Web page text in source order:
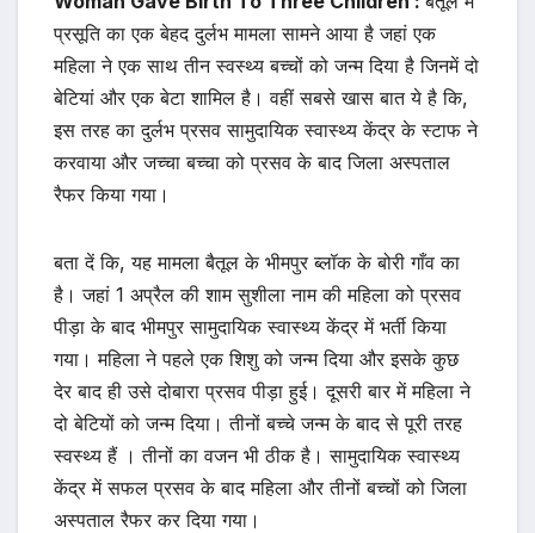
प्रसूति का एक बेहद दुर्लभ मामला सामने आया है जहां एक
महिला ने एक साथ तीन स्वस्थ्य बच्चों को जन्म दिया है जिनमें दो
बेटियां और एक बेटा शामिल है। वहीं सबसे खास बात ये है कि,
इस तरह का दुर्लभ प्रसव सामुदायिक स्वास्थ्य केंद्र के स्टाफ ने
करवाया और जच्चा बच्चा को प्रसव के बाद जिला अस्पताल
रैफर किया गया।
बता दें कि, यह मामला बैतूल के भीमपुर ब्लॉक के बोरी गाँव का
है। जहां 1 अप्रैल की शाम सुशीला नाम की महिला को प्रसव
पीड़ा के बाद भीमपुर सामुदायिक स्वास्थ्य केंद्र में भर्ती किया
गया। महिला ने पहले एक शिशु को जन्म दिया और इसके कुछ
देर बाद ही उसे दोबारा प्रसव पीड़ा हुई। दूसरी बार में महिला ने
दो बेटियों को जन्म दिया। तीनों बच्चे जन्म के बाद से पूरी तरह
स्वस्थ्य हैं । तीनों का वजन भी ठीक है। सामुदायिक स्वास्थ्य
केंद्र में सफल प्रसव के बाद महिला और तीनों बच्चों को जिला
अस्पताल रैफर कर दिया गया।